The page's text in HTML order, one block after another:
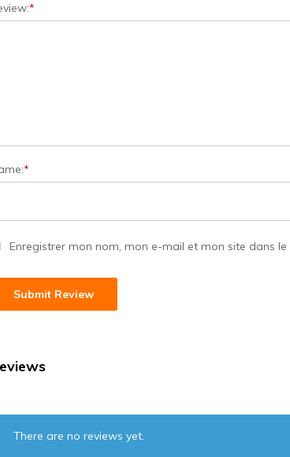
*
*
Enregistrer mon nom, mon e-mail et mon site dans
There are no reviews yet.